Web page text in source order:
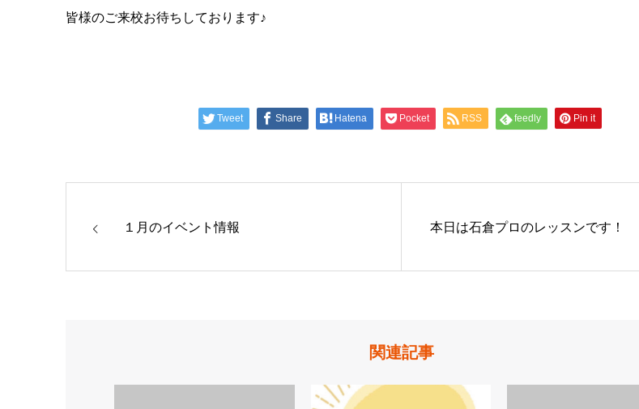
皆様のご来校お待ちしております♪
Tweet Share Hatena Pocket RSS feedly Pin it
１月のイベント情報 本日は石倉プロのレッスンです！
関連記事